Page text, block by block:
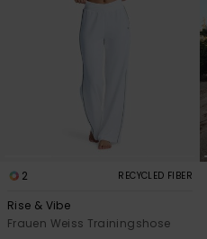
2 RECYCLED FIBER
Rise & Vibe
Frauen Weiss Trainingshose